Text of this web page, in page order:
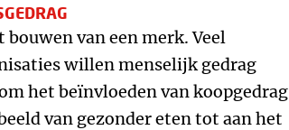
van een merk. Veel
willen menselijk gedrag
het beïnvloeden van koopgedrag
van gezonder eten tot aan het